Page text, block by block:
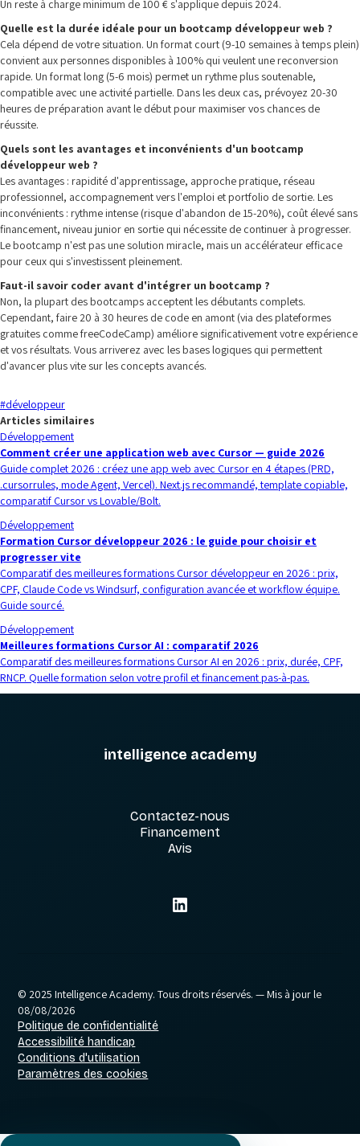
Un reste à charge minimum de 100 € s'applique depuis 2024.
Quelle est la durée idéale pour un bootcamp développeur web ?
Cela dépend de votre situation. Un format court (9-10 semaines à temps plein)
convient aux personnes disponibles à 100% qui veulent une reconversion
rapide. Un format long (5-6 mois) permet un rythme plus soutenable,
compatible avec une activité partielle. Dans les deux cas, prévoyez 20-30
heures de préparation avant le début pour maximiser vos chances de
réussite.
Quels sont les avantages et inconvénients d'un bootcamp
développeur web ?
Les avantages : rapidité d'apprentissage, approche pratique, réseau
professionnel, accompagnement vers l'emploi et portfolio de sortie. Les
inconvénients : rythme intense (risque d'abandon de 15-20%), coût élevé sans
financement, niveau junior en sortie qui nécessite de continuer à progresser.
Le bootcamp n'est pas une solution miracle, mais un accélérateur efficace
pour ceux qui s'investissent pleinement.
Faut-il savoir coder avant d'intégrer un bootcamp ?
Non, la plupart des bootcamps acceptent les débutants complets.
Cependant, faire 20 à 30 heures de code en amont (via des plateformes
gratuites comme freeCodeCamp) améliore significativement votre expérience
et vos résultats. Vous arriverez avec les bases logiques qui permettent
d'avancer plus vite sur les concepts avancés.
#développeur
Articles similaires
Développement
Comment créer une application web avec Cursor — guide 2026
Guide complet 2026 : créez une app web avec Cursor en 4 étapes (PRD,
.cursorrules, mode Agent, Vercel). Next.js recommandé, template copiable,
comparatif Cursor vs Lovable/Bolt.
Développement
Formation Cursor développeur 2026 : le guide pour choisir et
progresser vite
Comparatif des meilleures formations Cursor développeur en 2026 : prix,
CPF, Claude Code vs Windsurf, configuration avancée et workflow équipe.
Guide sourcé.
Développement
Meilleures formations Cursor AI : comparatif 2026
Comparatif des meilleures formations Cursor AI en 2026 : prix, durée, CPF,
RNCP. Quelle formation selon votre profil et financement pas-à-pas.
intelligence academy
Contactez-nous
Financement
Avis
© 2025 Intelligence Academy. Tous droits réservés. — Mis à jour le
08/08/2026
Politique de confidentialité
Accessibilité handicap
Conditions d'utilisation
Paramètres des cookies